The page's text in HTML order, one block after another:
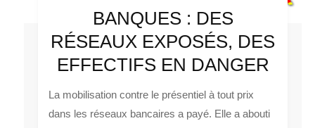
BANQUES : DES
RÉSEAUX EXPOSÉS, DES
EFFECTIFS EN DANGER
La mobilisation contre le présentiel à tout prix
dans les réseaux bancaires a payé. Elle a abouti